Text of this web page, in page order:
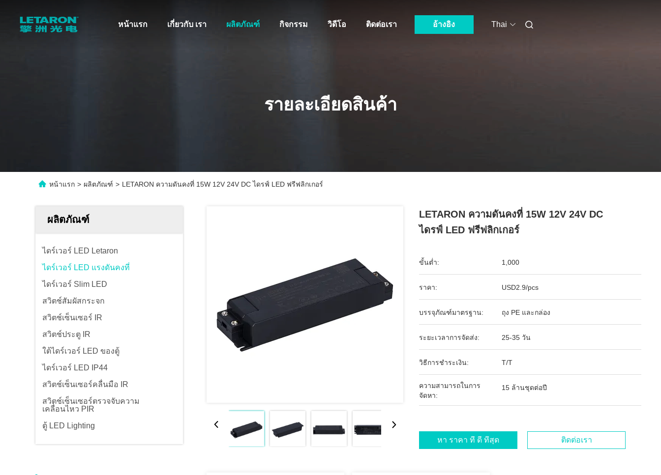
หน้าแรก เกี่ยวกับ เรา ผลิตภัณฑ์ กิจกรรม วิดีโอ ติดต่อเรา อ้างอิง Thai
รายละเอียดสินค้า
หน้าแรก > ผลิตภัณฑ์ > LETARON ความดันคงที่ 15W 12V 24V DC ไดรฟ์ LED ฟรีฟลิกเกอร์
ผลิตภัณฑ์
ไดร์เวอร์ LED Letaron
ไดร์เวอร์ LED แรงดันคงที่
ไดร์เวอร์ Slim LED
สวิตช์สัมผัสกระจก
สวิตช์เซ็นเซอร์ IR
สวิตช์ประตู IR
ใต้ไดร์เวอร์ LED ของตู้
ไดร์เวอร์ LED IP44
สวิตช์เซ็นเซอร์คลื่นมือ IR
สวิตช์เซ็นเซอร์ตรวจจับความ
เคลื่อนไหว PIR
ตู้ LED Lighting
LETARON ความดันคงที่ 15W 12V 24V DC
ไดรฟ์ LED ฟรีฟลิกเกอร์
ขั้นต่ำ: 1,000
ราคา: USD2.9/pcs
บรรจุภัณฑ์มาตรฐาน: ถุง PE และกล่อง
ระยะเวลาการจัดส่ง: 25-35 วัน
วิธีการชำระเงิน: T/T
ความสามารถในการ
จัดหา:
15 ล้านชุดต่อปี
หา ราคา ที่ ดี ที่สุด ติดต่อเรา